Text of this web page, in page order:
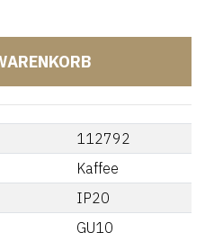
112792
Kaffee
IP20
GU10